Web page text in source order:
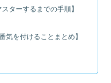
ターするまでの手順】
気を付けることまとめ】